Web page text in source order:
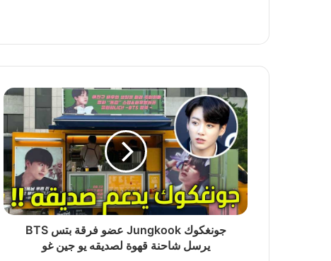
منذ يوم واحد
بلاك بينك جيني تتعرض للسخرية في مهرجان
منذ يومين
إتهام بلاك بينك جيني بمحاولة هز أردافها بطريقة
منذ يومين
جونغكوك Jungkook عضو فرقة بتس BTS
يرسل شاحنة قهوة لصديقه يو جين غو